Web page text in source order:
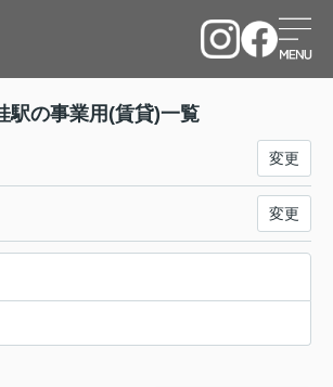
駅の事業用(賃貸)一覧
変更
変更